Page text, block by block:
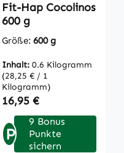
von 5 von 5 Sternen
Fit-Hap Cocolinos
600 g
Größe: 600 g
Inhalt: 0.6 Kilogramm
(28,25 € / 1
Kilogramm)
Regulärer Preis:
16,95 €
P
9 Bonus
Punkte
sichern